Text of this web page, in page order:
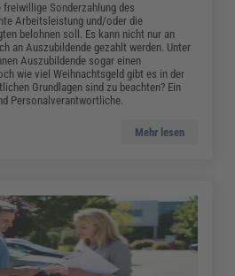
Sonderzahlung des
Arbeitsleistung und/oder die
belohnen soll. Es kann nicht nur an
an Auszubildende gezahlt werden. Unter
Auszubildende sogar einen
wie viel Weihnachtsgeld gibt es in der
Grundlagen sind zu beachten? Ein
Personalverantwortliche.
Mehr lesen